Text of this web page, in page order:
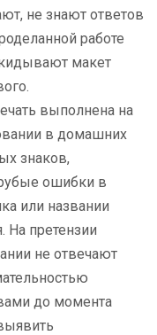
не знают ответов
работе
макет
выполнена на
в домашних
знаков,
ошибки в
или названии
На претензии
не отвечают
до момента